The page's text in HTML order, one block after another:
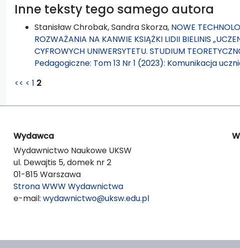
Inne teksty tego samego autora
Stanisław Chrobak, Sandra Skorza, NOWE
ROZWAŻANIA NA KANWIE KSIĄŻKI LIDII BIELINIS
CYFROWYCH UNIWERSYTETU. STUDIUM
Pedagogiczne: Tom 13 Nr 1 (2023): Komunikacja
<< < 1 2
Wydawca
Wydawnictwo Naukowe UKSW
ul. Dewajtis 5, domek nr 2
01-815 Warszawa
Strona WWW Wydawnictwa
e-mail: wydawnictwo@uksw.edu.pl